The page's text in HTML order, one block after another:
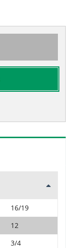
16/19
12
3/4